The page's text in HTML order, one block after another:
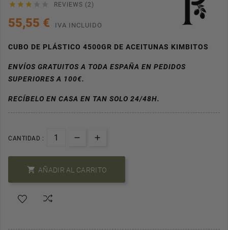
   REVIEWS (2)
55,55 € IVA INCLUIDO
CUBO DE PLÁSTICO 4500GR DE ACEITUNAS KIMBITOS
ENVÍOS GRATUITOS A TODA ESPAÑA EN PEDIDOS
SUPERIORES A 100€.
RECÍBELO EN CASA EN TAN SOLO 24/48H.
CANTIDAD :
 AÑADIR AL CARRITO